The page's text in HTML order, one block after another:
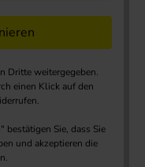
Dritte weitergegeben.
einen Klick auf den
Sie, dass Sie
und akzeptieren die